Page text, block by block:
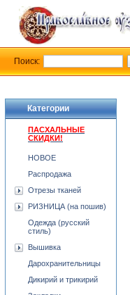
Категории
ПАСХАЛЬНЫЕ
СКИДКИ!
НОВОЕ
Распродажа
Отрезы тканей
РИЗНИЦА (на пошив)
Одежда (русский
стиль)
Вышивка
Дарохранительницы
Дикирий и трикирий
Поиск: